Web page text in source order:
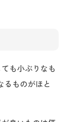
も小ぶりなも
るものがほと